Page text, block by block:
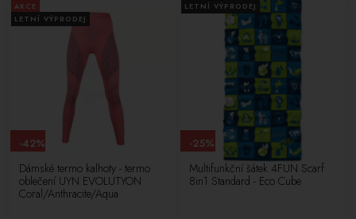
AKCE
LETNÍ VÝPRODEJ
Dámské termo kalhoty - termo
oblečení UYN EVOLUTYON
Coral/Anthracite/Aqua
-42%
LETNÍ VÝPRODEJ
Multifunkční šátek 4FUN Scarf
8in1 Standard - Eco Cube
-25%